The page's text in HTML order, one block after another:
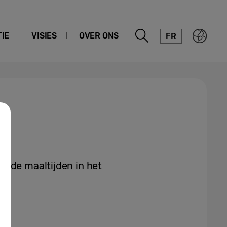
VISIES OVER ONS FR
maaltijden in het